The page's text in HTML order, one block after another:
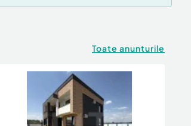
Toate anunturile